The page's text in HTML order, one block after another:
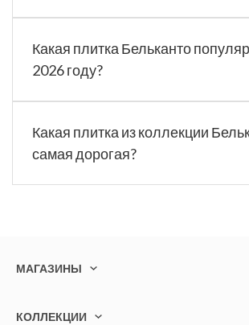
Какая плитка Бельканто
2026 году?
Какая плитка из коллекции
самая дорогая?
МАГАЗИНЫ
КОЛЛЕКЦИИ